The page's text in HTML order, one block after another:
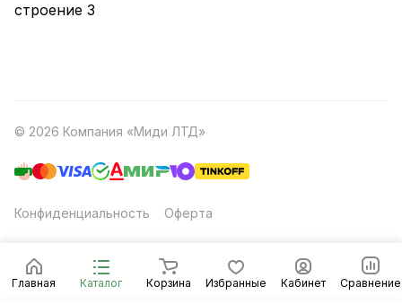
Главная Каталог Корзина Избранные Кабинет Сравнение
строение 3
© 2026 Компания «Миди ЛТД»
Конфиденциальность Оферта